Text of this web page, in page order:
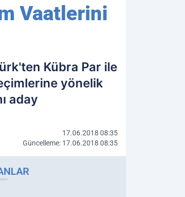
Vaatlerini
Kübra Par ile
yönelik
aday
17.06.2018 08:35
Güncelleme: 17.06.2018 08:35